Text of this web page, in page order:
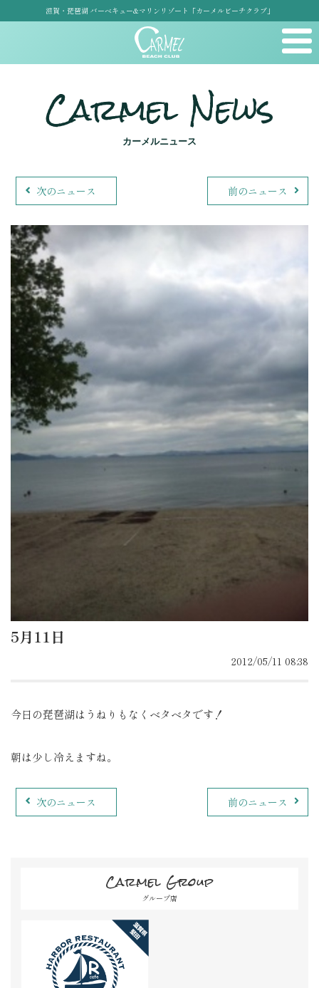
滋賀・琵琶湖 バーベキュー&マリンリゾート「カーメルビーチクラブ」
Carmel News
カーメルニュース
次のニュース 前のニュース
5月11日
2012/05/11 08:38
今日の琵琶湖はうねりもなくベタベタです！
朝は少し冷えますね。
次のニュース 前のニュース
Carmel Group
グループ店